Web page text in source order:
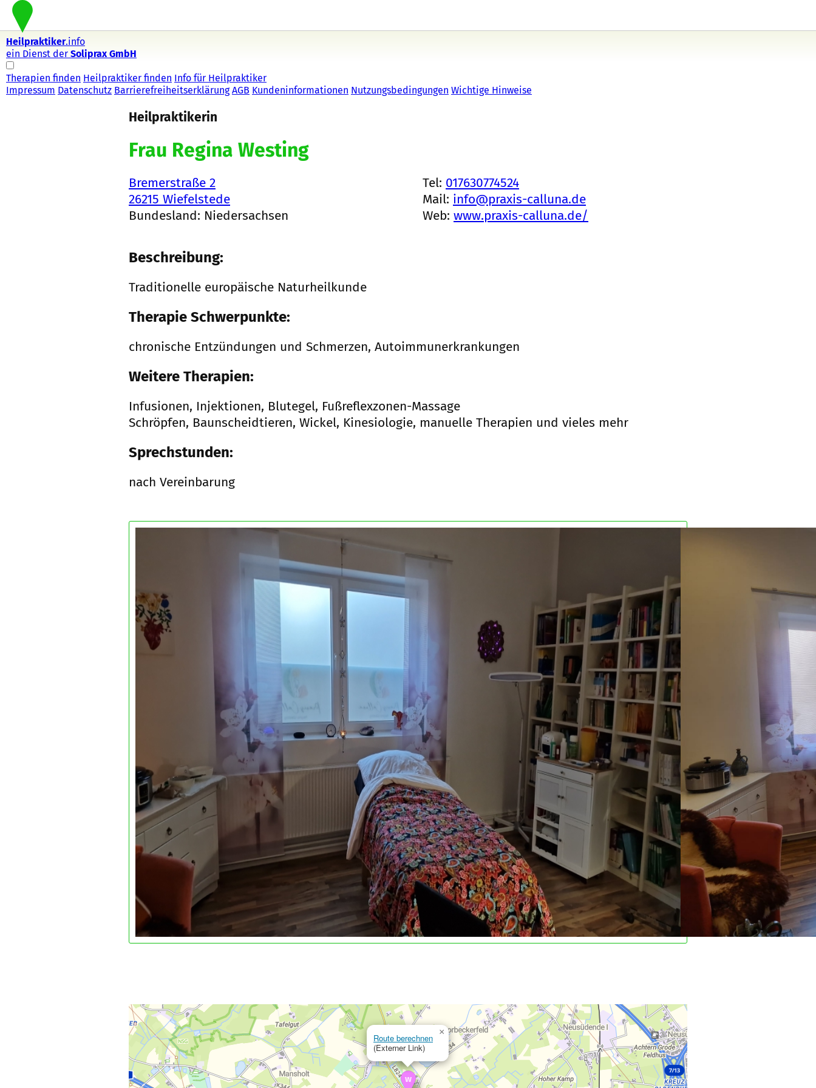
Heilpraktiker.info
ein Dienst der Soliprax GmbH
Therapien finden Heilpraktiker finden Info für Heilpraktiker
Impressum Datenschutz Barrierefreiheitserklärung AGB Kundeninformationen Nutzungsbedingungen Wichtige Hinweise
Heilpraktikerin
Frau Regina Westing
Bremerstraße 2
26215 Wiefelstede
Bundesland: Niedersachsen
Tel: 017630774524
Mail: info@praxis-calluna.de
Web: www.praxis-calluna.de/
Beschreibung:
Traditionelle europäische Naturheilkunde
Therapie Schwerpunkte:
chronische Entzündungen und Schmerzen, Autoimmunerkrankungen
Weitere Therapien:
Infusionen, Injektionen, Blutegel, Fußreflexzonen-Massage
Schröpfen, Baunscheidtieren, Wickel, Kinesiologie, manuelle Therapien und vieles mehr
Sprechstunden:
nach Vereinbarung
Route berechnen
(Externer Link)
×